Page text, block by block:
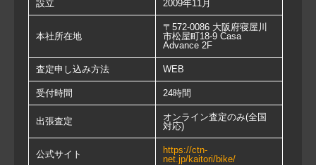
設立 2009年11月
本社所在地
〒572-0086 大阪府寝屋川
市松屋町18-9 Casa
Advance 2F
査定申し込み方法 WEB
受付時間 24時間
出張査定
オンライン査定のみ(全国
対応)
公式サイト
https://ctn-
net.jp/kaitori/bike/